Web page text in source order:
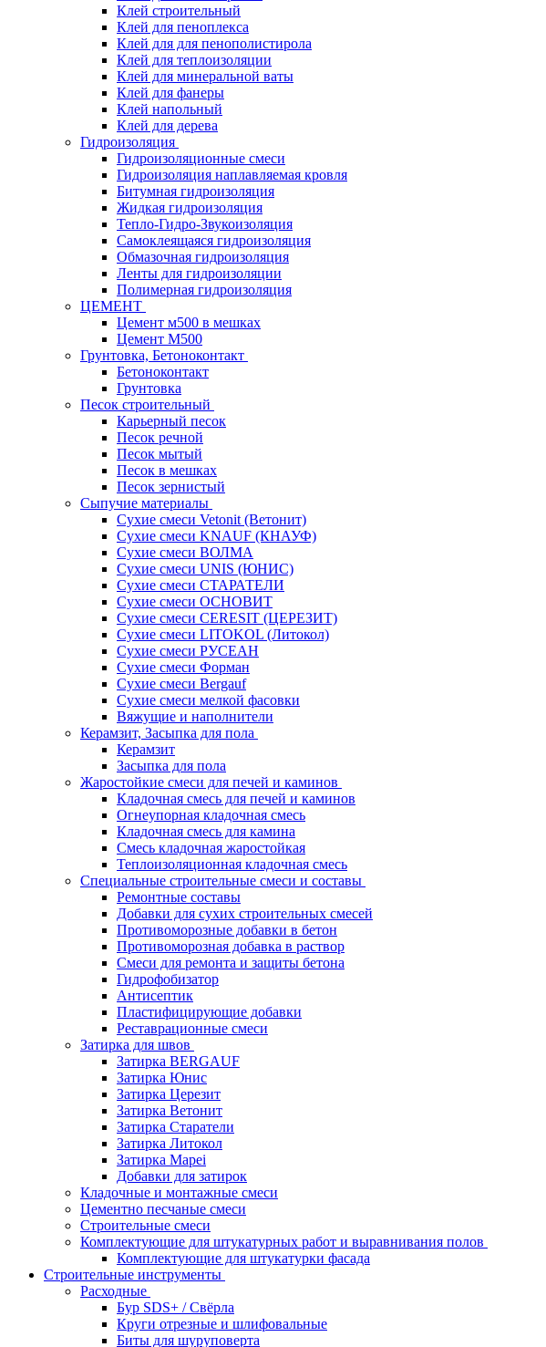
Клей строительный
Клей для пеноплекса
Клей для для пенополистирола
Клей для теплоизоляции
Клей для минеральной ваты
Клей для фанеры
Клей напольный
Клей для дерева
Гидроизоляция
Гидроизоляционные смеси
Гидроизоляция наплавляемая кровля
Битумная гидроизоляция
Жидкая гидроизоляция
Тепло-Гидро-Звукоизоляция
Самоклеящаяся гидроизоляция
Обмазочная гидроизоляция
Ленты для гидроизоляции
Полимерная гидроизоляция
ЦЕМЕНТ
Цемент м500 в мешках
Цемент М500
Грунтовка, Бетоноконтакт
Бетоноконтакт
Грунтовка
Песок строительный
Карьерный песок
Песок речной
Песок мытый
Песок в мешках
Песок зернистый
Сыпучие материалы
Сухие смеси Vetonit (Ветонит)
Сухие смеси KNAUF (КНАУФ)
Сухие смеси ВОЛМА
Сухие смеси UNIS (ЮНИС)
Сухие смеси СТАРАТЕЛИ
Сухие смеси ОСНОВИТ
Сухие смеси СERESIT (ЦЕРЕЗИТ)
Сухие смеси LITOKOL (Литокол)
Сухие смеси РУСЕАН
Сухие смеси Форман
Сухие смеси Bergauf
Сухие смеси мелкой фасовки
Вяжущие и наполнители
Керамзит, Засыпка для пола
Керамзит
Засыпка для пола
Жаростойкие смеси для печей и каминов
Кладочная смесь для печей и каминов
Огнеупорная кладочная смесь
Кладочная смесь для камина
Смесь кладочная жаростойкая
Теплоизоляционная кладочная смесь
Специальные строительные смеси и составы
Ремонтные составы
Добавки для сухих строительных смесей
Противоморозные добавки в бетон
Противоморозная добавка в раствор
Смеси для ремонта и защиты бетона
Гидрофобизатор
Антисептик
Пластифицирующие добавки
Реставрационные смеси
Затирка для швов
Затирка BERGAUF
Затирка Юнис
Затирка Церезит
Затирка Ветонит
Затирка Старатели
Затирка Литокол
Затирка Mapei
Добавки для затирок
Кладочные и монтажные смеси
Цементно песчаные смеси
Строительные смеси
Комплектующие для штукатурных работ и выравнивания полов
Комплектующие для штукатурки фасада
Строительные инструменты
Расходные
Бур SDS+ / Свёрла
Круги отрезные и шлифовальные
Биты для шуруповерта